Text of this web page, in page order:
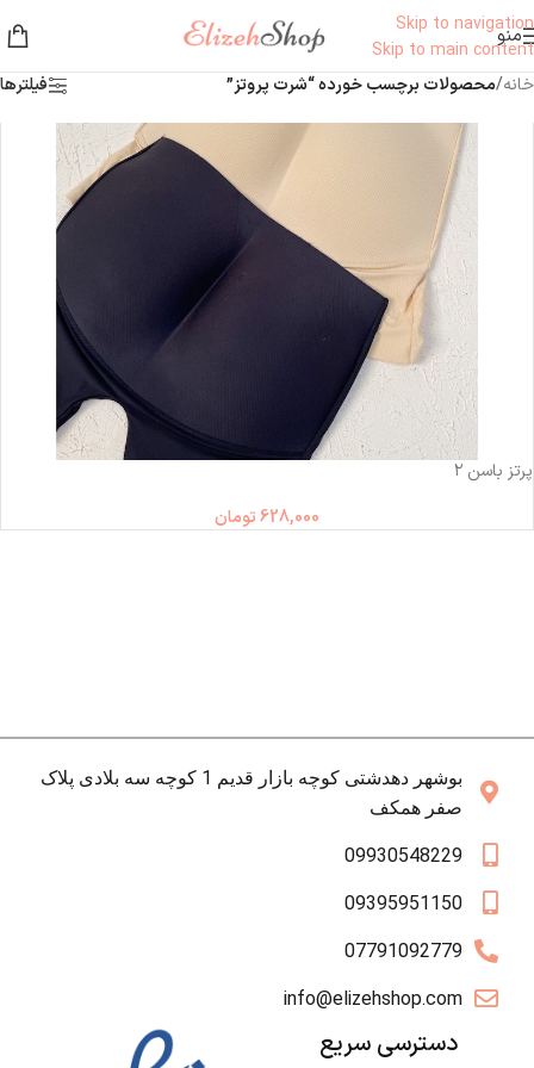
Skip to navigation
Skip to main content
منو
خانه/محصولات برچسب خورده “شرت پروتز” فیلترها
پرتز باسن ۲
628,000تومان
بوشهر دهدشتی کوچه بازار قدیم 1 کوچه سه بلادی پلاک
صفر همکف
09930548229
09395951150
07791092779
info@elizehshop.com
دسترسی سریع